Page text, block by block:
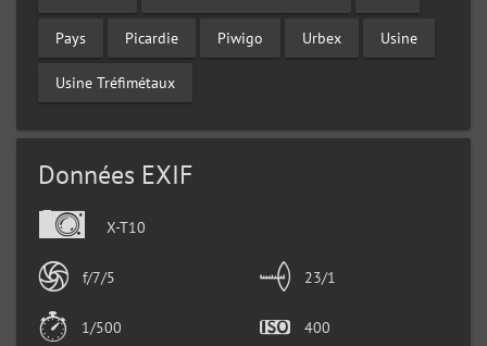
Pays Picardie Piwigo Urbex Usine
Usine Tréfimétaux
Données EXIF
X-T10
f/7/5 23/1
1/500 400